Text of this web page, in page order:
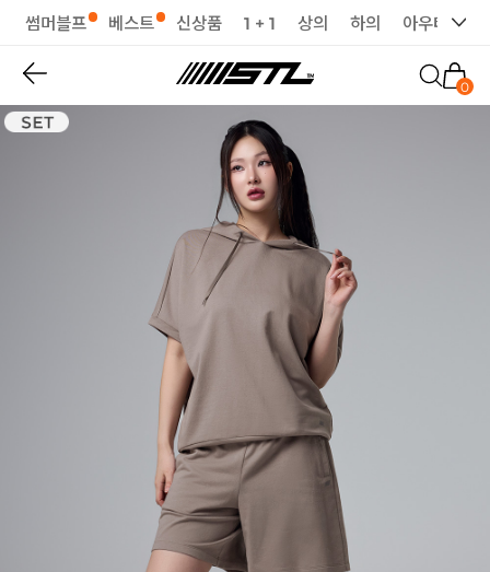
썸머블프 베스트 신상품 1 + 1 상의 하의 아우터
0